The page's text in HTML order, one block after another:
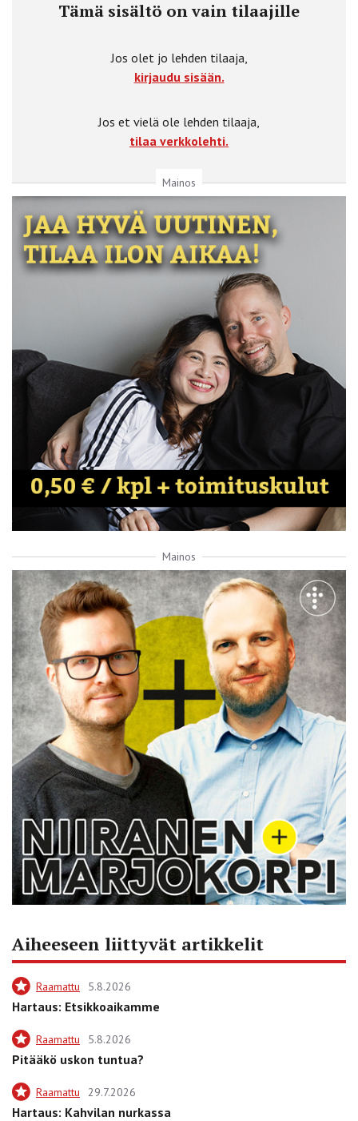
Tämä sisältö on vain tilaajille
Jos olet jo lehden tilaaja,
kirjaudu sisään.
Jos et vielä ole lehden tilaaja,
tilaa verkkolehti.
Mainos
Mainos
Aiheeseen liittyvät artikkelit
Raamattu 5.8.2026
Hartaus: Etsikkoaikamme
Raamattu 5.8.2026
Pitääkö uskon tuntua?
Raamattu 29.7.2026
Hartaus: Kahvilan nurkassa